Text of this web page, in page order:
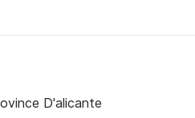
D'alicante